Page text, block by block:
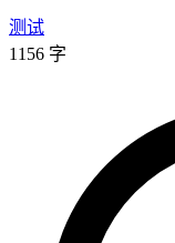
测试
1156 字